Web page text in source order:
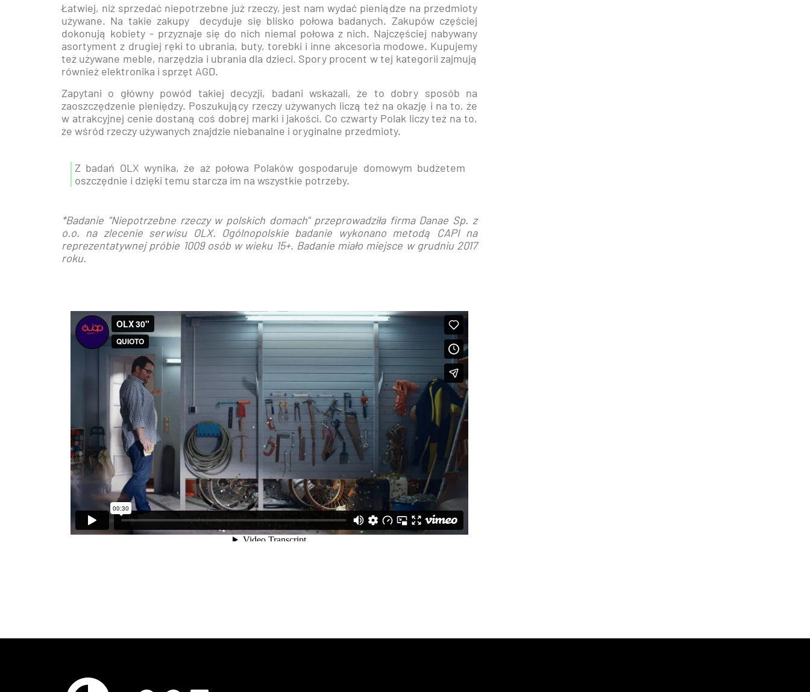
Łatwiej, niż sprzedać niepotrzebne już rzeczy, jest nam wydać pieniądze na przedmioty
używane. Na takie zakupy decyduje się blisko połowa badanych. Zakupów częściej
dokonują kobiety - przyznaje się do nich niemal połowa z nich. Najczęściej nabywany
asortyment z drugiej ręki to ubrania, buty, torebki i inne akcesoria modowe. Kupujemy
też używane meble, narzędzia i ubrania dla dzieci. Spory procent w tej kategorii zajmują
również elektronika i sprzęt AGD.
Zapytani o główny powód takiej decyzji, badani wskazali, że to dobry sposób na
zaoszczędzenie pieniędzy. Poszukujący rzeczy używanych liczą też na okazję i na to, że
w atrakcyjnej cenie dostaną coś dobrej marki i jakości. Co czwarty Polak liczy też na to,
że wśród rzeczy używanych znajdzie niebanalne i oryginalne przedmioty.
Z badań OLX wynika, że aż połowa Polaków gospodaruje domowym budżetem
oszczędnie i dzięki temu starcza im na wszystkie potrzeby.
*Badanie "Niepotrzebne rzeczy w polskich domach" przeprowadziła firma Danae Sp. z
o.o. na zlecenie serwisu OLX. Ogólnopolskie badanie wykonano metodą CAPI na
reprezentatywnej próbie 1009 osób w wieku 15+. Badanie miało miejsce w grudniu 2017
roku.